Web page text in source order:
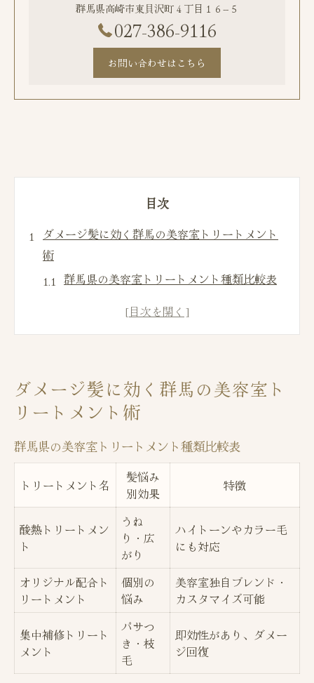
群馬県高崎市東貝沢町４丁目１６−５
027-386-9116
お問い合わせはこちら
目次
ダメージ髪に効く群馬の美容室トリートメント
術
群馬県の美容室トリートメント種類比較表
髪質改善を目指すならどんな美容室が最適
ダメージ髪が蘇る美容室選びのコツ
髪質改善トリートメントの選び方と注意点
髪質改善を叶える群馬県の専門美容室へ
専門美容室で受けられる髪質改善メニュー
一覧
群馬県で人気の髪質改善美容室の特徴
髪質改善を求めるなら専門美容室が選ばれ
美容室でのカウンセリングが髪質改善の鍵
髪悩みに合わせた美容室の提案力とは
ツヤ髪目指すなら美容室選びがカギ
美容室ごとのトリートメント効果比較表
ツヤ髪を叶える美容室選びのポイント
ダメージ髪に効く群馬の美容室ト
リートメント術
群馬県の美容室トリートメント種類比較表
トリートメント名
髪悩み
別効果
特徴
酸熱トリートメン
ト
うね
り・広
がり
ハイトーンやカラー毛
にも対応
オリジナル配合ト
リートメント
個別の
悩み
美容室独自ブレンド・
カスタマイズ可能
集中補修トリート
メント
パサつ
き・枝
毛
即効性があり、ダメー
ジ回復